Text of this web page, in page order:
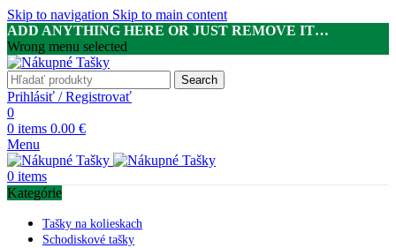
Skip to navigation Skip to main content
ADD ANYTHING HERE OR JUST REMOVE IT…
Wrong menu selected
Search
Prihlásiť / Registrovať
0
0 items 0.00 €
Menu
0 items
Kategórie
Tašky na kolieskach
Schodiskové tašky